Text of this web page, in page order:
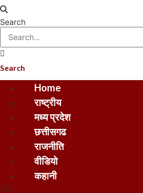
Search
Search
Home
राष्ट्रीय
मध्य प्रदेश
छत्तीसगढ
राजनीति
वीडियो
कहानी